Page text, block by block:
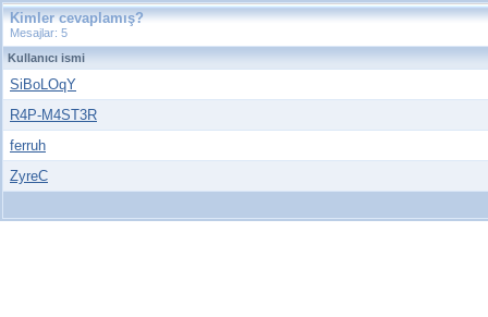
Kimler cevaplamış?
Mesajlar: 5
Kullanıcı ismi
SiBoLOqY
R4P-M4ST3R
ferruh
ZyreC